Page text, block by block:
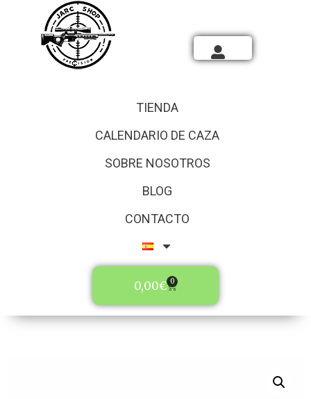
TIENDA
CALENDARIO DE CAZA
SOBRE NOSOTROS
BLOG
CONTACTO
0,00€ 0